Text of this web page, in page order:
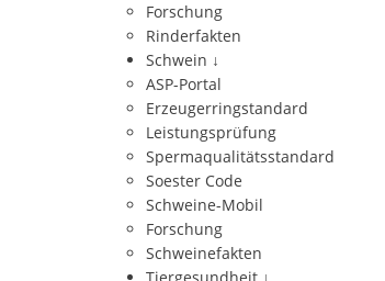
Forschung
Rinderfakten
Schwein ↓
ASP-Portal
Erzeugerringstandard
Leistungsprüfung
Spermaqualitätsstandard
Soester Code
Schweine-Mobil
Forschung
Schweinefakten